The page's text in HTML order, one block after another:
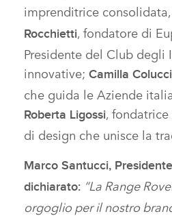
imprenditrice
Rocchietti, fondatore di
Presidente del Club degli
innovative; Camilla Colucci
che guida le Aziende
Roberta Ligossi,
di design che unisce la
Marco Santucci,
dichiarato: “La Range
orgoglio per il nostro